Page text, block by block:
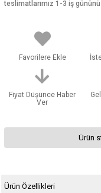
teslimatlarımız 1-3 iş
Favorilere Ekle
Fiyat Düşünce Haber
Ver
Ürün
Ürün Özellikleri